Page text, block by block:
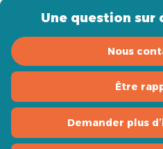
Une question sur
Nous
Être
Demander plus